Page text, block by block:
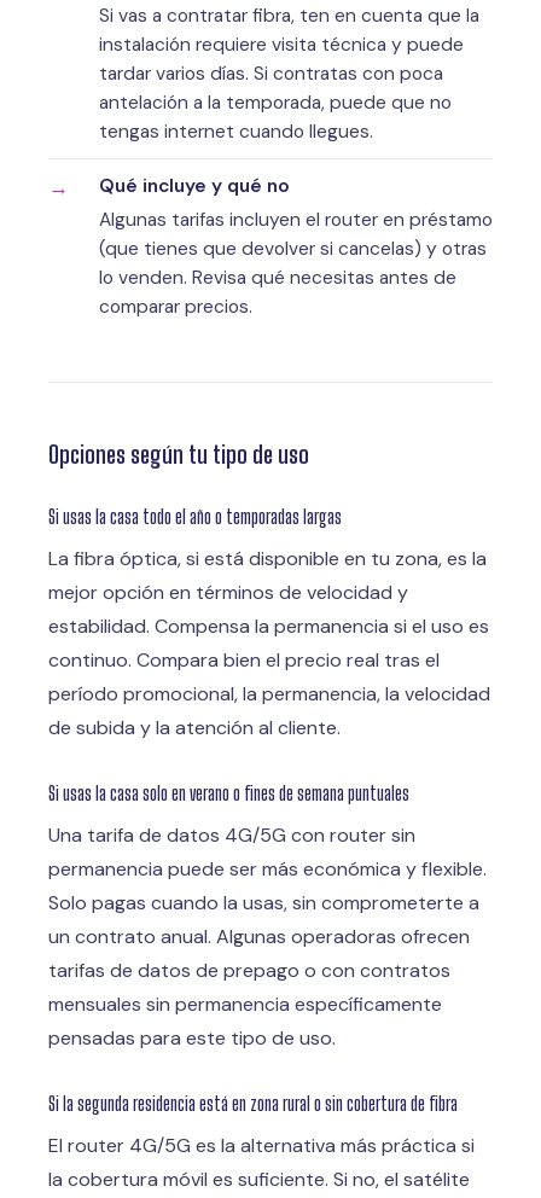
Si vas a contratar fibra, ten en cuenta que la
instalación requiere visita técnica y puede
tardar varios días. Si contratas con poca
antelación a la temporada, puede que no
tengas internet cuando llegues.
Qué incluye y qué no
Algunas tarifas incluyen el router en préstamo
(que tienes que devolver si cancelas) y otras
lo venden. Revisa qué necesitas antes de
comparar precios.
Opciones según tu tipo de uso
Si usas la casa todo el año o temporadas largas
La fibra óptica, si está disponible en tu zona, es la
mejor opción en términos de velocidad y
estabilidad. Compensa la permanencia si el uso es
continuo. Compara bien el precio real tras el
período promocional, la permanencia, la velocidad
de subida y la atención al cliente.
Si usas la casa solo en verano o fines de semana puntuales
Una tarifa de datos 4G/5G con router sin
permanencia puede ser más económica y flexible.
Solo pagas cuando la usas, sin comprometerte a
un contrato anual. Algunas operadoras ofrecen
tarifas de datos de prepago o con contratos
mensuales sin permanencia específicamente
pensadas para este tipo de uso.
Si la segunda residencia está en zona rural o sin cobertura de fibra
El router 4G/5G es la alternativa más práctica si
la cobertura móvil es suficiente. Si no, el satélite